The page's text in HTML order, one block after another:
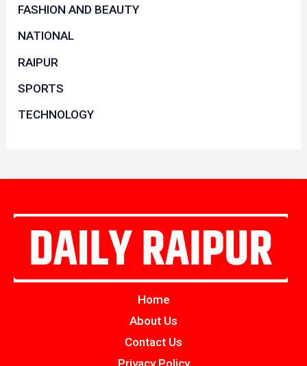
FASHION AND BEAUTY
NATIONAL
RAIPUR
SPORTS
TECHNOLOGY
Home
About Us
Contact Us
Privacy Policy